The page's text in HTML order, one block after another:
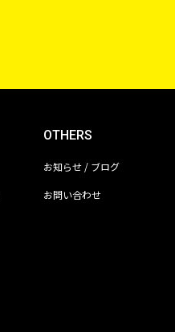
OTHERS
お知らせ / ブログ
お問い合わせ